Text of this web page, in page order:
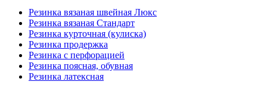
Резинка вязаная швейная Люкс
Резинка вязаная Стандарт
Резинка курточная (кулиска)
Резинка продержка
Резинка с перфорацией
Резинка поясная, обувная
Резинка латексная